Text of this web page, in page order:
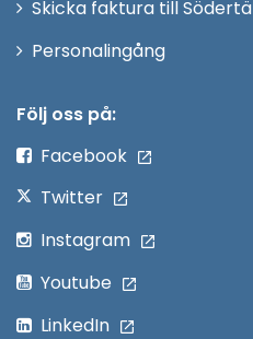
Skicka faktura till
PersonalingångÖppna
Följ oss på:
Facebook
Twitter
Instagram
Youtube
LinkedIn